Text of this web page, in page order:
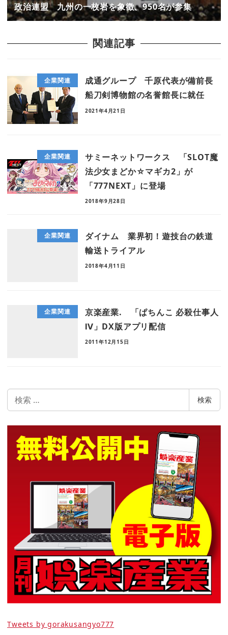
政治連盟 九州の一枚岩を象徴、950名が参集
関連記事
企業関連
成通グループ 千原代表が備前長
船刀剣博物館の名誉館長に就任
2021年4月21日
企業関連
サミーネットワークス 「SLOT魔
法少女まどか☆マギカ2」が
「777NEXT」に登場
2018年9月28日
企業関連
ダイナム 業界初！遊技台の鉄道
輸送トライアル
2018年4月11日
企業関連
京楽産業. 「ぱちんこ 必殺仕事人
Ⅳ」DX版アプリ配信
2011年12月15日
索
検索
Tweets by gorakusangyo777